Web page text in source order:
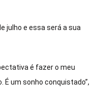
julho e essa será a sua
é fazer o meu
um sonho conquistado”,